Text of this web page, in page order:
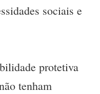
sociais e
protetiva
tenham